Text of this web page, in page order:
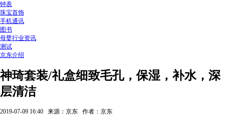
钟表
珠宝首饰
手机通讯
图书
母婴行业资讯
测试
京东介绍
神琦套装/礼盒细致毛孔，保湿，补水，深
层清洁
2019-07-09 16:40 来源：京东 作者：京东